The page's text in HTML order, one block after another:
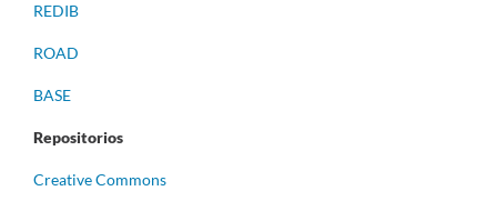
REDIB
ROAD
BASE
Repositorios
Creative Commons